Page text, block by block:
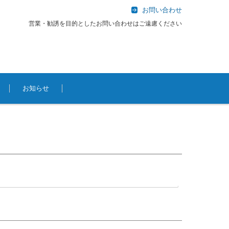
お問い合わせ
営業・勧誘を目的としたお問い合わせはご遠慮ください
お知らせ